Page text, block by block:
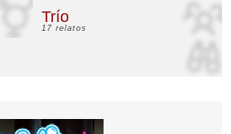
Trío
17 relatos